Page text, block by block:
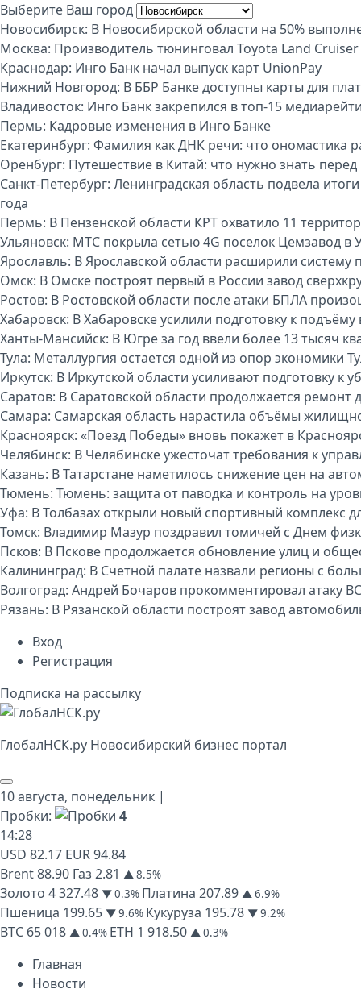
Выберите Ваш город
Новосибирск: В Новосибирской области на 50%
Москва: Производитель тюнинговал Toyota Land Cruiser
Краснодар: Инго Банк начал выпуск карт UnionPay
Нижний Новгород: В ББР Банке доступны карты для
Владивосток: Инго Банк закрепился в топ-15
Пермь: Кадровые изменения в Инго Банке
Екатеринбург: Фамилия как ДНК речи: что ономастика
Оренбург: Путешествие в Китай: что нужно знать перед
Санкт-Петербург: Ленинградская область подвела
года
Пермь: В Пензенской области КРТ охватило 11
Ульяновск: МТС покрыла сетью 4G поселок Цемзавод в
Ярославль: В Ярославской области расширили систему
Омск: В Омске построят первый в России завод
Ростов: В Ростовской области после атаки БПЛА
Хабаровск: В Хабаровске усилили подготовку к
Ханты-Мансийск: В Югре за год ввели более 13 тысяч
Тула: Металлургия остается одной из опор экономики
Иркутск: В Иркутской области усиливают подготовку к
Саратов: В Саратовской области продолжается ремонт
Самара: Самарская область нарастила объёмы
Красноярск: «Поезд Победы» вновь покажет в
Челябинск: В Челябинске ужесточат требования к
Казань: В Татарстане наметилось снижение цен на
Тюмень: Тюмень: защита от паводка и контроль на
Уфа: В Толбазах открыли новый спортивный комплекс
Томск: Владимир Мазур поздравил томичей с Днем
Псков: В Пскове продолжается обновление улиц и
Калининград: В Счетной палате назвали регионы с
Волгоград: Андрей Бочаров прокомментировал атаку
Рязань: В Рязанской области построят завод
Вход
Регистрация
Подписка на рассылку
ГлобалНСК.py Новосибирский бизнес портал
10 августа, понедельник |
Пробки:
4
14:28
USD 82.17 EUR94.84
Brent88.90 Газ 2.81 ▲ 8.5%
Золото 4 327.48 ▼ 0.3% Платина 207.89 ▲ 6.9%
Пшеница 199.65 ▼ 9.6% Кукуруза 195.78 ▼ 9.2%
BTC 65 018 ▲ 0.4% ETH 1 918.50 ▲ 0.3%
Главная
Новости